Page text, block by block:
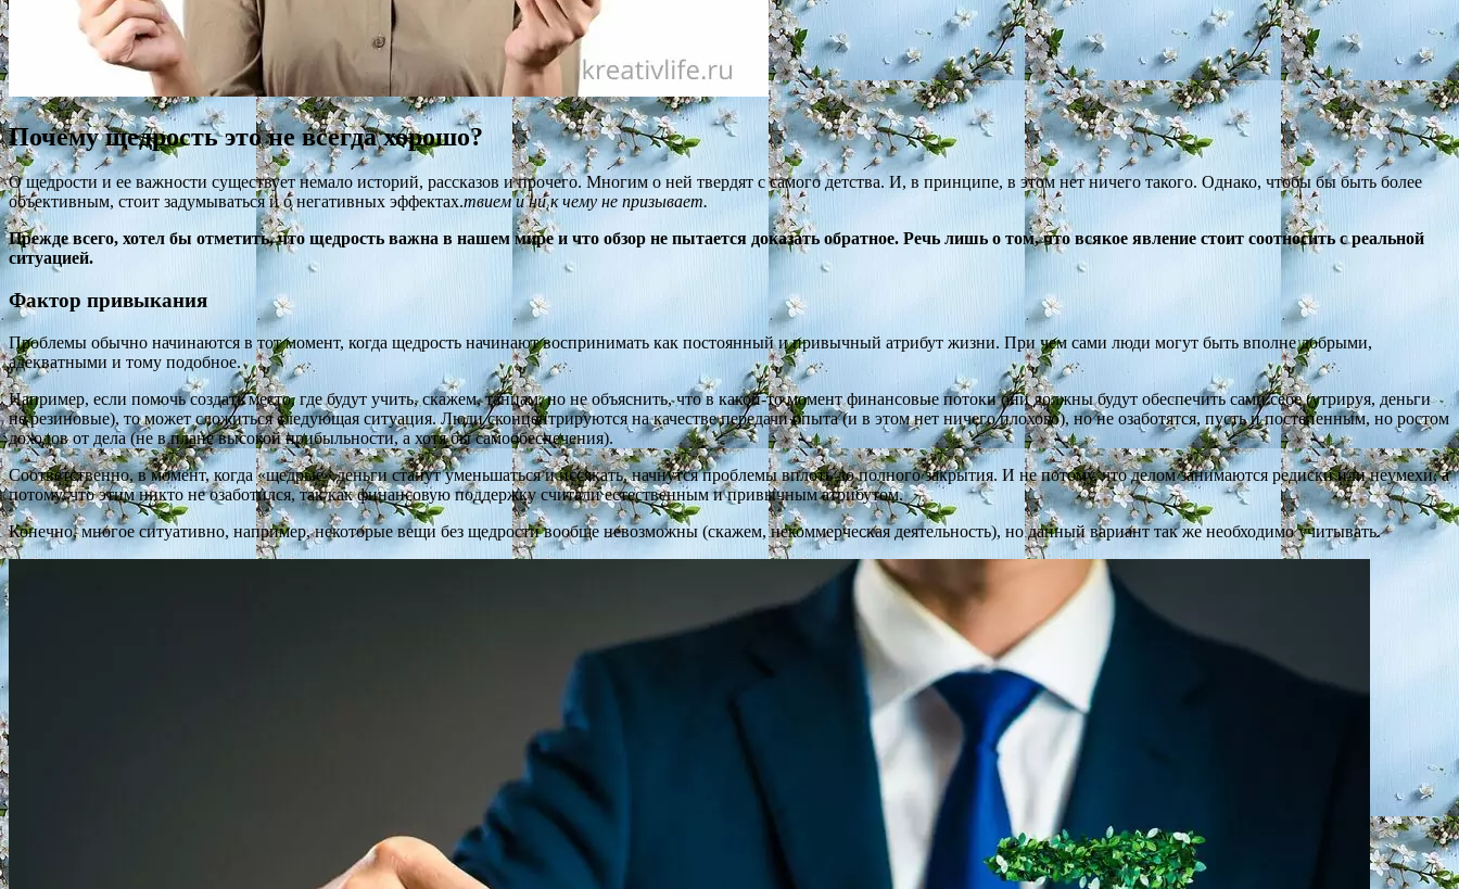
Почему щедрость это не всегда хорошо?
О щедрости и ее важности существует немало историй, рассказов и прочего. Многим о ней твердят с самого детства. И, в принципе, в этом нет ничего такого. Однако, чтобы бы быть более
объективным, стоит задумываться и о негативных эффектах.твием и ни к чему не призывает.
Прежде всего, хотел бы отметить, что щедрость важна в нашем мире и что обзор не пытается доказать обратное. Речь лишь о том, что всякое явление стоит соотносить с реальной
ситуацией.
Фактор привыкания
Проблемы обычно начинаются в тот момент, когда щедрость начинают воспринимать как постоянный и привычный атрибут жизни. При чем сами люди могут быть вполне добрыми,
адекватными и тому подобное.
Например, если помочь создать место, где будут учить, скажем, танцам, но не объяснить, что в какой-то момент финансовые потоки они должны будут обеспечить сами себе (утрируя, деньги
не резиновые), то может сложиться следующая ситуация. Люди сконцентрируются на качестве передачи опыта (и в этом нет ничего плохого), но не озаботятся, пусть и постепенным, но ростом
доходов от дела (не в плане высокой прибыльности, а хотя бы самообеспечения).
Соответственно, в момент, когда «щедрые» деньги станут уменьшаться и иссякать, начнутся проблемы вплоть до полного закрытия. И не потому, что делом занимаются редиски или неумехи, а
потому, что этим никто не озаботился, так как финансовую поддержку считали естественным и привычным атрибутом.
Конечно, многое ситуативно, например, некоторые вещи без щедрости вообще невозможны (скажем, некоммерческая деятельность), но данный вариант так же необходимо учитывать.